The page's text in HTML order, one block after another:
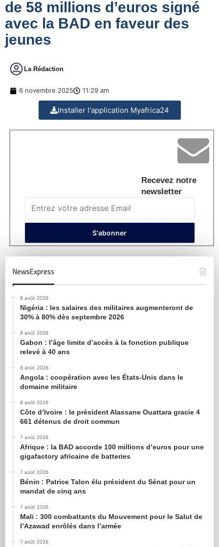
de 58 millions d’euros signé
avec la BAD en faveur des
jeunes
La Rédaction
6 novembre 2025 11:29 am
Installer l'application Myafrica24
Recevez notre
newsletter
NewsExpress
8 août 2026
Nigéria : les salaires des militaires augmenteront de
30% à 80% dès septembre 2026
8 août 2026
Gabon : l’âge limite d’accès à la fonction publique
relevé à 40 ans
8 août 2026
Angola : coopération avec les États-Unis dans le
domaine militaire
8 août 2026
Côte d’Ivoire : le président Alassane Ouattara gracie 4
661 détenus de droit commun
7 août 2026
Afrique : la BAD accorde 100 millions d’euros pour une
gigafactory africaine de batteries
7 août 2026
Bénin : Patrice Talon élu président du Sénat pour un
mandat de cinq ans
7 août 2026
Mali : 300 combattants du Mouvement pour le Salut de
l’Azawad enrôlés dans l’armée
7 août 2026